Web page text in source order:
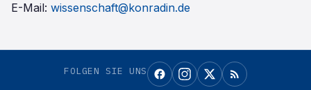
E-Mail: wissenschaft@konradin.de
FOLGEN SIE UNS